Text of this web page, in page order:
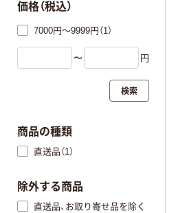
価格（税込）
7000円～9999円（1）
〜 円
検索
商品の種類
直送品（1）
除外する商品
直送品、お取り寄せ品を除く